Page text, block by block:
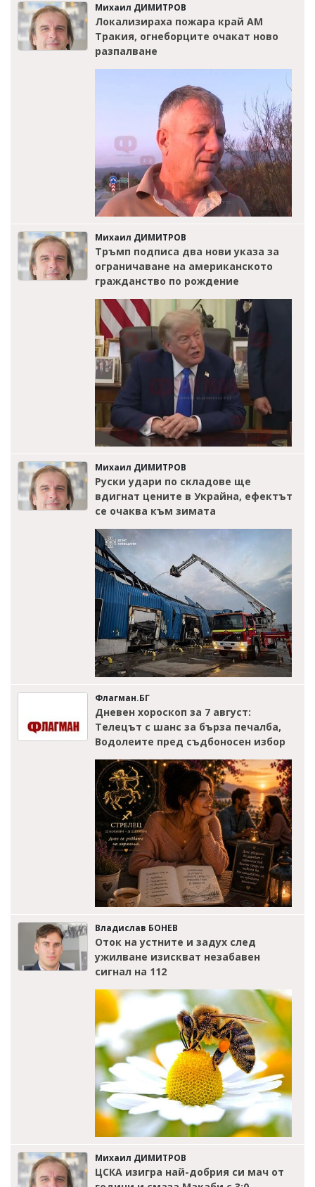
Михаил ДИМИТРОВ
Локализираха пожара край АМ
Тракия, огнеборците очакат ново
разпалване
Михаил ДИМИТРОВ
Тръмп подписа два нови указа за
ограничаване на американското
гражданство по рождение
Михаил ДИМИТРОВ
Руски удари по складове ще
вдигнат цените в Украйна, ефектът
се очаква към зимата
Флагман.БГ
Дневен хороскоп за 7 август:
Телецът с шанс за бърза печалба,
Водолеите пред съдбоносен избор
Владислав БОНЕВ
Оток на устните и задух след
ужилване изискват незабавен
сигнал на 112
Михаил ДИМИТРОВ
ЦСКА изигра най-добрия си мач от